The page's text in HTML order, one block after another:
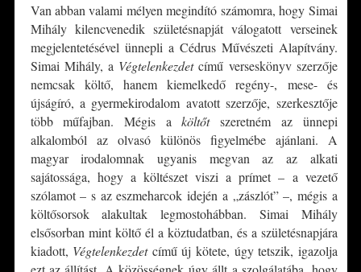
Van abban valami mélyen megindító számomra, hogy Simai
Mihály kilencvenedik születésnapját válogatott verseinek
megjelentetésével ünnepli a Cédrus Művészeti Alapítvány.
Simai Mihály, a Végtelenkezdetcímű verseskönyv szerzője
nemcsak költő, hanem kiemelkedő regény-, mese- és
újságíró, a gyermekirodalom avatott szerzője, szerkesztője
több műfajban. Mégis aköltőtszeretném az ünnepi
alkalomból az olvasó különös figyelmébe ajánlani. A
magyar irodalomnak ugyanis megvan az az alkati
sajátossága, hogy a költészet viszi a prímet – a vezető
szólamot – s az eszmeharcok idején a „zászlót” –, mégis a
költősorsok alakultak legmostohábban. Simai Mihály
elsősorban mint költő él a köztudatban, és a születésnapjára
kiadott, Végtelenkezdetcímű új kötete, úgy tetszik, igazolja